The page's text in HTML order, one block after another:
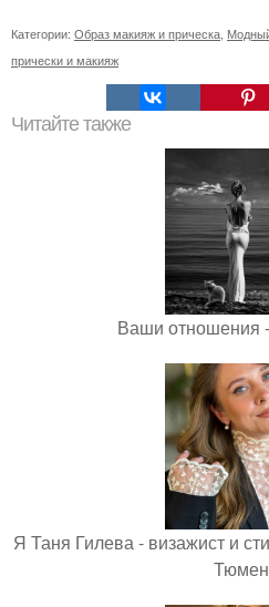
Категории: Образ макияж и прическа
прически и макияж
Читайте также
Ваши отношения
Я Таня Гилева - визажист и